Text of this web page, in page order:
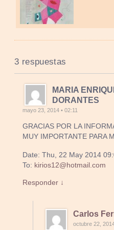
3 respuestas
MARIA
DORANTES
mayo 23, 2014 • 02:11
GRACIAS POR LA
MUY IMPORTANTE PARA
Date: Thu, 22 May 2014
To: kirios12@hotmail.com
Responder ↓
Carlos
octubre 22,